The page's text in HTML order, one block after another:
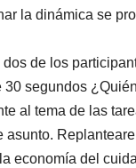
la dinámica se
dos de los
segundos
al tema de las
economía del